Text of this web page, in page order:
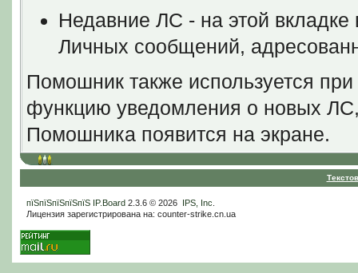
Недавние ЛС - на этой
Личных сообщений,
Помошник также используется
функцию уведомления о новых
Помошника появится на экране.
пїЅпїЅпїЅпїЅпїЅ IP.Board2.3.6 © 2026 IPS, Inc
Лицензия зарегистрирована на: counter-strike.cn.ua